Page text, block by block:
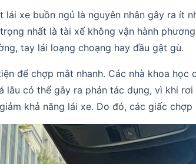
xe buồn ngủ là nguyên nhân gây ra ít
nhất là tài xế không vận hành
tay lái loạng choạng hay đầu gật gù.
để chợp mắt nhanh. Các nhà khoa
có thể gây ra phản tác dụng, vì khi
khả năng lái xe. Do đó, các giấc